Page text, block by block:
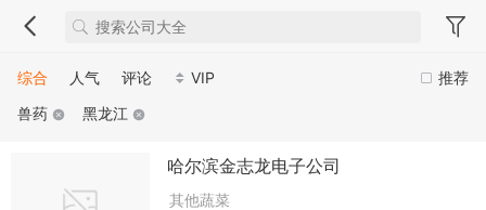
推荐
综合 人气 评论
VIP
兽药
黑龙江
哈尔滨金志龙电子公司
其他蔬菜